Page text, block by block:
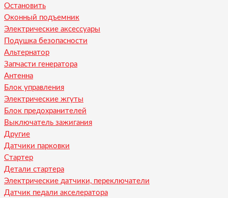
Остановить
Оконный подъемник
Электрические аксессуары
Подушка безопасности
Альтернатор
Запчасти генератора
Антенна
Блок управления
Электрические жгуты
Блок предохранителей
Выключатель зажигания
Другие
Датчики парковки
Стартер
Детали стартера
Электрические датчики, переключатели
Датчик педали акселератора